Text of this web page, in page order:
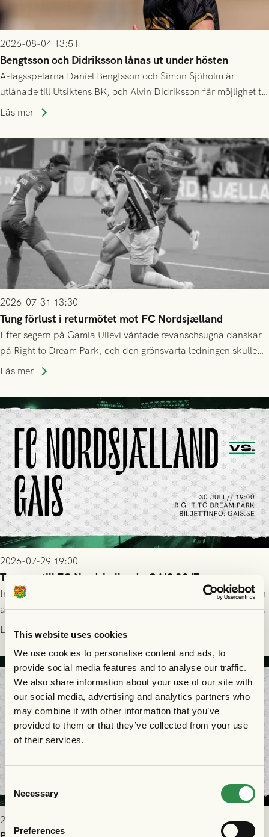
This website uses cookies
We use cookies to personalise content and ads, to
provide social media features and to analyse our traffic.
We also share information about your use of our site with
our social media, advertising and analytics partners who
may combine it with other information that you’ve
provided to them or that they’ve collected from your use
of their services.
Selection
Necessary
Preferences
2026-08-04 13:51
Bengtsson och Didriksson lånas ut under hösten
A-lagsspelarna Daniel Bengtsson och Simon Sjöholm är
utlånade till Utsiktens BK, och Alvin Didriksson får möjlighet till
speltid i Hestrafors genom föreningssamarbete.
Läs mer
2026-07-31 13:30
Tung förlust i returmötet mot FC Nordsjælland
Efter segern på Gamla Ullevi väntade revanschsugna danskar
på Right to Dream Park, och den grönsvarta ledningen skulle
upphöra efter mindre än kvarten spelad. På lika mark visade
tennissiffror och det grönsvarta europaäventyret tog slut.
Läs mer
2026-07-29 19:00
Truppen till FC Nordsjælland - GAIS 30/7
Imorgon torsdag spelar GAIS borta mot FC Nordsjælland i den
andra kvalmatchen till Conference League på Right to Dream
Park! Fredrik Holmberg och ledarstaben har tagit ut följande
trupp till matchen:
Läs mer
2026-07-29 9:15